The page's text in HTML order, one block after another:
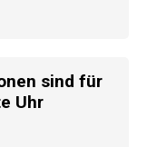
sind für
Uhr